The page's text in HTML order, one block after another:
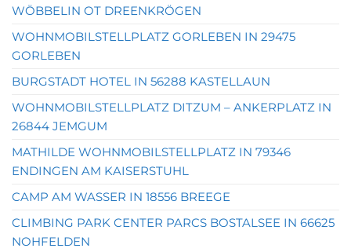
WÖBBELIN OT DREENKRÖGEN
WOHNMOBILSTELLPLATZ GORLEBEN IN 29475
GORLEBEN
BURGSTADT HOTEL IN 56288 KASTELLAUN
WOHNMOBILSTELLPLATZ DITZUM – ANKERPLATZ IN
26844 JEMGUM
MATHILDE WOHNMOBILSTELLPLATZ IN 79346
ENDINGEN AM KAISERSTUHL
CAMP AM WASSER IN 18556 BREEGE
CLIMBING PARK CENTER PARCS BOSTALSEE IN 66625
NOHFELDEN